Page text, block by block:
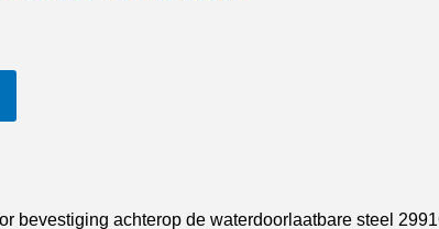
bevestiging achterop de waterdoorlaatbare steel